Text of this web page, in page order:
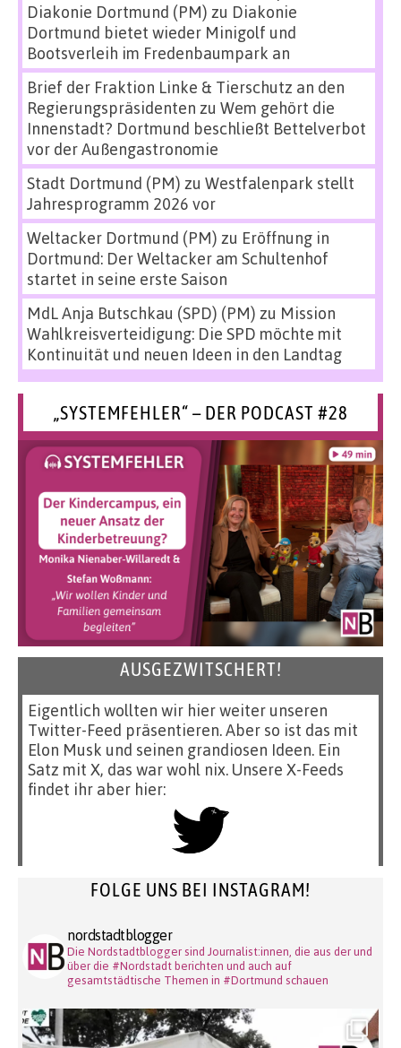
Diakonie Dortmund (PM) zu Diakonie
Dortmund bietet wieder Minigolf und
Bootsverleih im Fredenbaumpark an
Brief der Fraktion Linke & Tierschutz an den
Regierungspräsidenten zu Wem gehört die
Innenstadt? Dortmund beschließt Bettelverbot
vor der Außengastronomie
Stadt Dortmund (PM) zu Westfalenpark stellt
Jahresprogramm 2026 vor
Weltacker Dortmund (PM) zu Eröffnung in
Dortmund: Der Weltacker am Schultenhof
startet in seine erste Saison
MdL Anja Butschkau (SPD) (PM) zu Mission
Wahlkreisverteidigung: Die SPD möchte mit
Kontinuität und neuen Ideen in den Landtag
„SYSTEMFEHLER“ – DER PODCAST #28
AUSGEZWITSCHERT!
Eigentlich wollten wir hier weiter unseren
Twitter-Feed präsentieren. Aber so ist das mit
Elon Musk und seinen grandiosen Ideen. Ein
Satz mit X, das war wohl nix. Unsere X-Feeds
findet ihr aber hier:
FOLGE UNS BEI INSTAGRAM!
nordstadtblogger
Die Nordstadtblogger sind Journalist:innen, die aus der und
über die #Nordstadt berichten und auch auf
gesamtstädtische Themen in #Dortmund schauen